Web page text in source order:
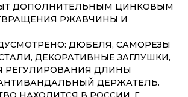
ДОПОЛНИТЕЛЬНЫМ ЦИНКОВЫМ
РЖАВЧИНЫ И
ДЮБЕЛЯ, САМОРЕЗЫ
ДЕКОРАТИВНЫЕ ЗАГЛУШКИ,
РЕГУЛИРОВАНИЯ ДЛИНЫ
ДЕРЖАТЕЛЬ.